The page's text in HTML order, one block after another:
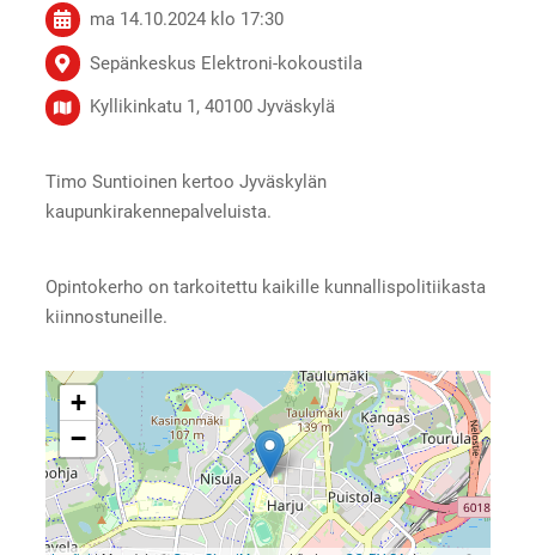
ma 14.10.2024 klo 17:30
Sepänkeskus Elektroni-kokoustila
Kyllikinkatu 1, 40100 Jyväskylä
Timo Suntioinen kertoo Jyväskylän
kaupunkirakennepalveluista.
Opintokerho on tarkoitettu kaikille kunnallispolitiikasta
kiinnostuneille.
+
−